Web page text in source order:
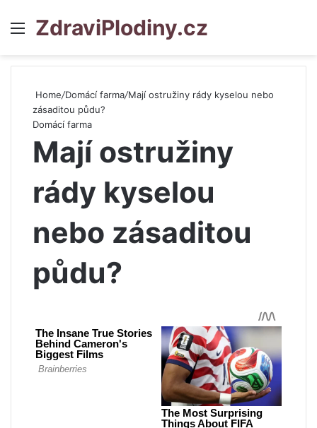
Menu
ZdraviPlodiny.cz
Home/Domácí farma/Mají ostružiny rády kyselou nebo
zásaditou půdu?
Domácí farma
Mají ostružiny
rády kyselou
nebo zásaditou
půdu?